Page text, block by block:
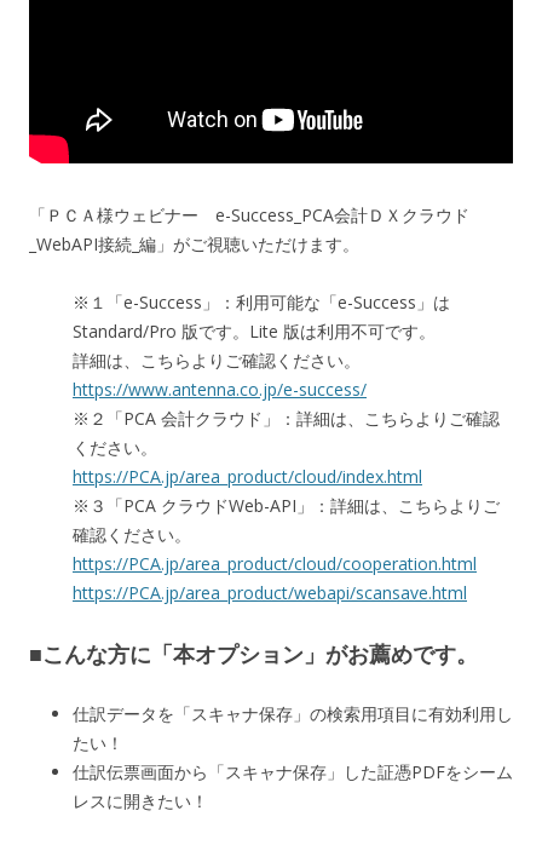
「ＰＣＡ様ウェビナー e-Success_PCA会計ＤＸクラウド
_WebAPI接続_編」がご視聴いただけます。
※１「e-Success」：利用可能な「e-Success」は
Standard/Pro 版です。Lite 版は利用不可です。
詳細は、こちらよりご確認ください。
https://www.antenna.co.jp/e-success/
※２「PCA 会計クラウド」：詳細は、こちらよりご確認
ください。
https://PCA.jp/area_product/cloud/index.html
※３「PCA クラウドWeb-API」：詳細は、こちらよりご
確認ください。
https://PCA.jp/area_product/cloud/cooperation.html
https://PCA.jp/area_product/webapi/scansave.html
■こんな方に「本オプション」がお薦めです。
仕訳データを「スキャナ保存」の検索用項目に有効利用し
たい！
仕訳伝票画面から「スキャナ保存」した証憑PDFをシーム
レスに開きたい！